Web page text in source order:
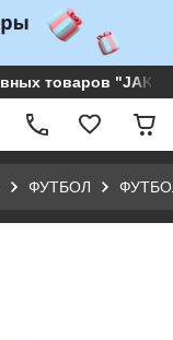
товаров
ФУТБОЛ